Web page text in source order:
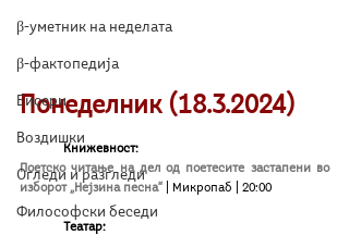
β-уметник на неделата
β-фактопедија
Бисери
Воздишки
Огледи и разгледи
Философски беседи
Понеделник (18.3.2024)
Книжевност:
Пoeтско читање на дел од поетесите застапени во
изборот „Нејзина песна“
| Микропаб | 20:00
	Teатар: